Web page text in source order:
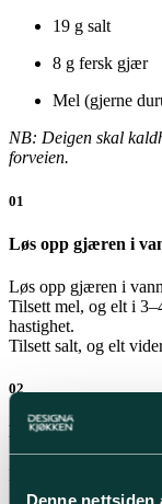
Denne nettsiden
19 g salt
8 g fersk gjær
Mel (gjerne
NB: Deigen skal
forveien.
01
Løs opp gjæren i
Løs opp gjæren i
Tilsett mel, og elt i
hastighet.
Tilsett salt, og elt
02
Elt deigen og sjekk
Elt deigen videre ved
Sjekk underveis ved